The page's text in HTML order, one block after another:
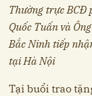
Thường trực BCĐ
Quốc Tuấn và
Bắc Ninh tiếp
tại Hà Nội
Tại buổi trao